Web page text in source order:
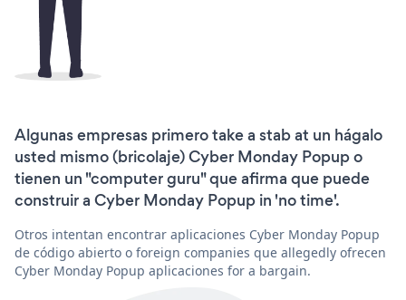
Algunas empresas primero take a stab at un hágalo
usted mismo (bricolaje) Cyber Monday Popup o
tienen un "computer guru" que afirma que puede
construir a Cyber Monday Popup in 'no time'.
Otros intentan encontrar aplicaciones Cyber Monday Popup
de código abierto o foreign companies que allegedly ofrecen
Cyber Monday Popup aplicaciones for a bargain.